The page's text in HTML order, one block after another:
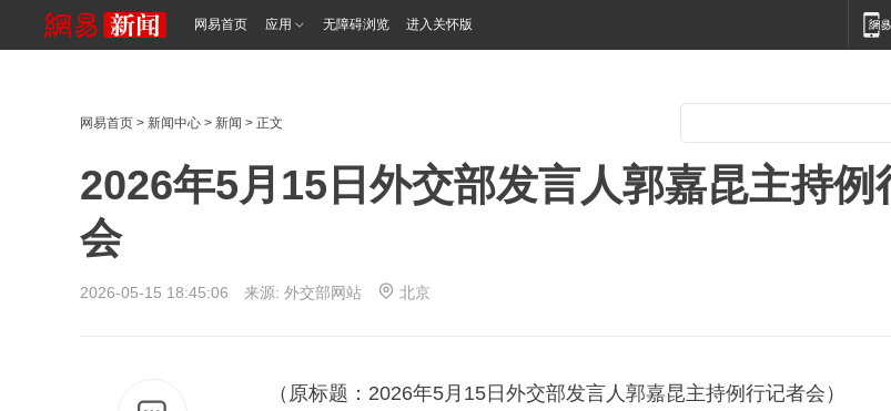
网易首页 应用 无障碍浏览 进入关怀版
网易首页 > 新闻中心 > 新闻 > 正文
2026年5月15日外交部发言人郭嘉昆主持例
会
2026-05-15 18:45:06 来源: 外交部网站 北京
（原标题：2026年5月15日外交部发言人郭嘉昆主持例行记者会）